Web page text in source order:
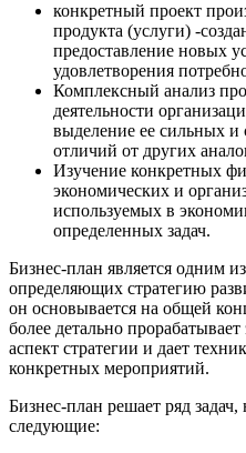
конкретный проект
продукта (услуги) -
предоставление новых
удовлетворения
Комплексный анализ
деятельности
выделение ее сильных и
отличий от других
Изучение конкретных
экономических и
используемых в
определенных задач.
Бизнес-план является одним
определяющих стратегию
он основывается на общей
более детально
аспект стратегии и дает
конкретных мероприятий.
Бизнес-план решает ряд
следующие: